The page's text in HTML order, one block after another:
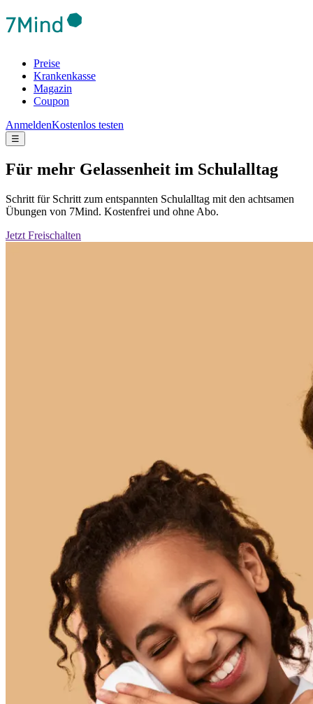
Preise
Krankenkasse
Magazin
Coupon
AnmeldenKostenlos testen
☰
Für mehr Gelassenheit im Schulalltag
Schritt für Schritt zum entspannten Schulalltag mit den achtsamen
Übungen von 7Mind. Kostenfrei und ohne Abo.
Jetzt Freischalten